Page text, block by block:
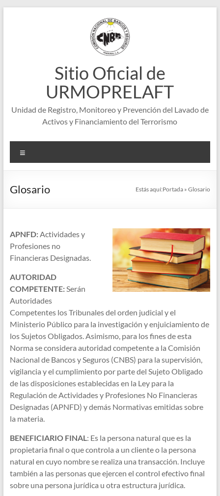
Sitio Oficial de
URMOPRELAFT
Unidad de Registro, Monitoreo y Prevención del Lavado de
Activos y Financiamiento del Terrorismo
Glosario Estás aquí:Portada »Glosario
APNFD:Actividades y
Profesiones no
Financieras Designadas.
AUTORIDAD
COMPETENTE:Serán
Autoridades
Competentes los Tribunales del orden judicial y el
Ministerio Público para la investigación y enjuiciamiento de
los Sujetos Obligados. Asimismo, para los fines de esta
Norma se considera autoridad competente a la Comisión
Nacional de Bancos y Seguros (CNBS) para la supervisión,
vigilancia y el cumplimiento por parte del Sujeto Obligado
de las disposiciones establecidas en la Ley para la
Regulación de Actividades y Profesiones No Financieras
Designadas (APNFD) y demás Normativas emitidas sobre
la materia.
BENEFICIARIO FINAL: Es la persona natural que es la
propietaria final o que controla a un cliente o la persona
natural en cuyo nombre se realiza una transacción. Incluye
también a las personas que ejercen el control efectivo final
sobre una persona jurídica u otra estructura jurídica.